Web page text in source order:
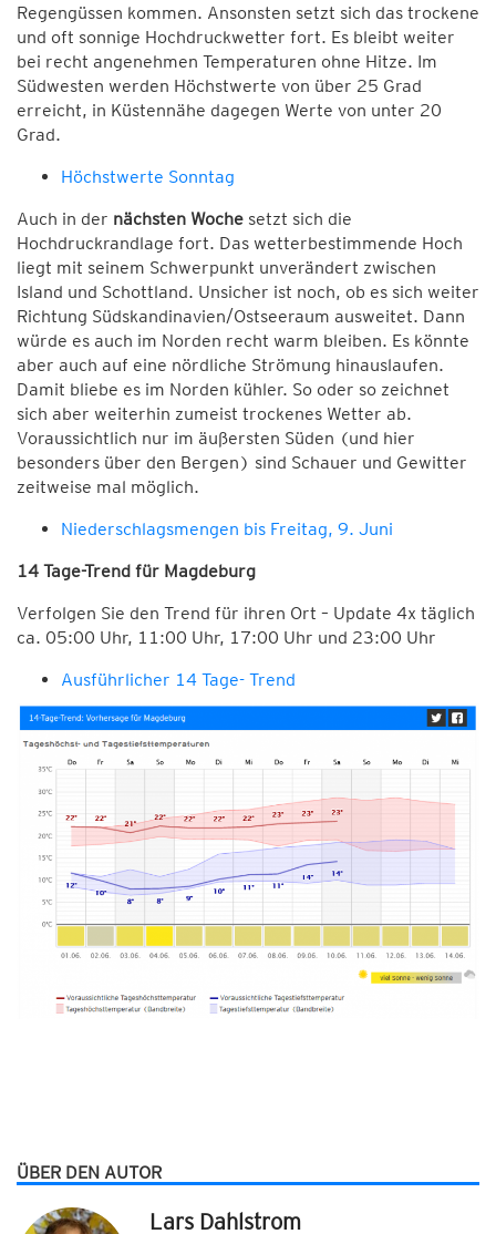
Regengüssen kommen. Ansonsten setzt sich das trockene
und oft sonnige Hochdruckwetter fort. Es bleibt weiter
bei recht angenehmen Temperaturen ohne Hitze. Im
Südwesten werden Höchstwerte von über 25 Grad
erreicht, in Küstennähe dagegen Werte von unter 20
Grad.
Höchstwerte Sonntag
Auch in der nächsten Woche setzt sich die
Hochdruckrandlage fort. Das wetterbestimmende Hoch
liegt mit seinem Schwerpunkt unverändert zwischen
Island und Schottland. Unsicher ist noch, ob es sich weiter
Richtung Südskandinavien/Ostseeraum ausweitet. Dann
würde es auch im Norden recht warm bleiben. Es könnte
aber auch auf eine nördliche Strömung hinauslaufen.
Damit bliebe es im Norden kühler. So oder so zeichnet
sich aber weiterhin zumeist trockenes Wetter ab.
Voraussichtlich nur im äußersten Süden (und hier
besonders über den Bergen) sind Schauer und Gewitter
zeitweise mal möglich.
Niederschlagsmengen bis Freitag, 9. Juni
14 Tage-Trend für Magdeburg
Verfolgen Sie den Trend für ihren Ort – Update 4x täglich
ca. 05:00 Uhr, 11:00 Uhr, 17:00 Uhr und 23:00 Uhr
Ausführlicher 14 Tage- Trend
ÜBER DEN AUTOR
Lars Dahlstrom